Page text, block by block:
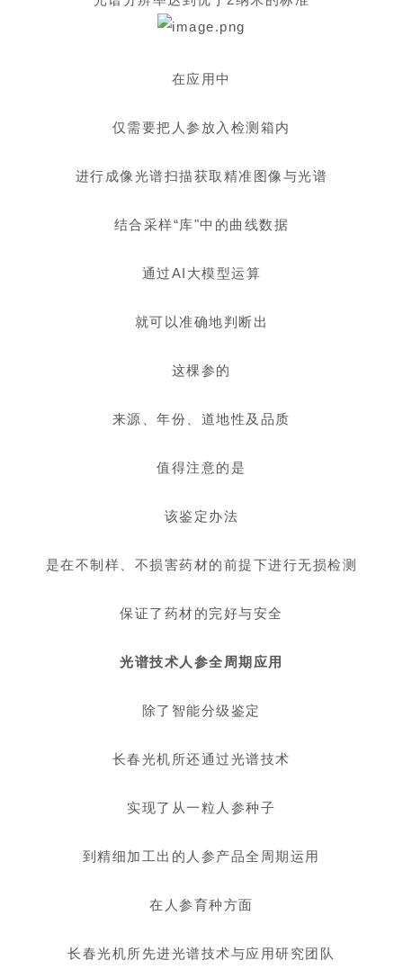
在应用中
仅需要把人参放入检测箱内
进行成像光谱扫描获取精准图像与光谱
结合采样“库"中的曲线数据
通过AI大模型运算
就可以准确地判断出
这棵参的
来源、年份、道地性及品质
值得注意的是
该鉴定办法
是在不制样、不损害药材的前提下进行无损检测
保证了药材的完好与安全
光谱技术人参全周期应用
除了智能分级鉴定
长春光机所还通过光谱技术
实现了从一粒人参种子
到精细加工出的人参产品全周期运用
在人参育种方面
长春光机所先进光谱技术与应用研究团队